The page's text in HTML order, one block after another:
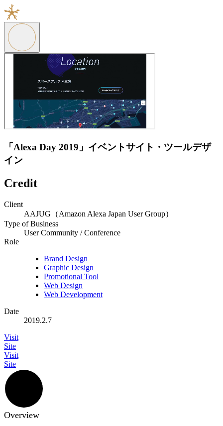
「Alexa Day 2019」イベントサイト・ツールデザ
イン
Credit
Client
AAJUG（Amazon Alexa Japan User Group）
Type of Business
User Community / Conference
Role
Brand Design
Graphic Design
Promotional Tool
Web Design
Web Development
Date
2019.2.7
Visit
Site
Visit
Site
Overview